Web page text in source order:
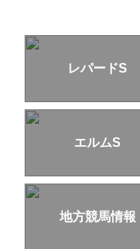
レパードS
エルムS
地方競馬情報